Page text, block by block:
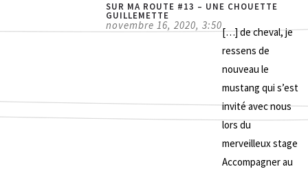
SUR MA ROUTE #13 – UNE CHOUETTE
GUILLEMETTE
novembre 16, 2020, 3:50
[…] de cheval, je
ressens de
nouveau le
mustang qui s’est
invité avec nous
lors du
merveilleux stage
Accompagner au